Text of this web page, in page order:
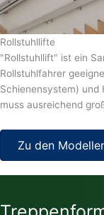
Rollstuhllifte
"Rollstuhllift" ist ein
Rollstuhlfahrer
Schienensystem)
muss ausreichend
Zu den